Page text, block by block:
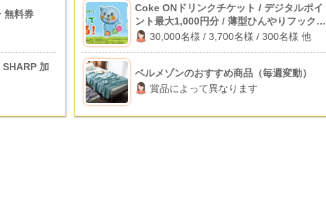
無料券
加
Coke ONドリンクチケット / デジタルポイ
ント最大1,000円分 / 薄型ひんやりフックフ
ァン 他
30,000名様 / 3,700名様 / 300名様 他
ベルメゾンのおすすめ商品（毎週変動）
賞品によって異なります